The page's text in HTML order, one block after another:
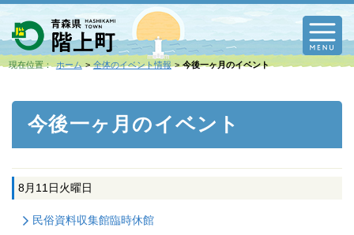
現在位置： ホーム 全体のイベント情報 今後一ヶ月のイベント
今後一ヶ月のイベント
8月11日火曜日
民俗資料収集館臨時休館